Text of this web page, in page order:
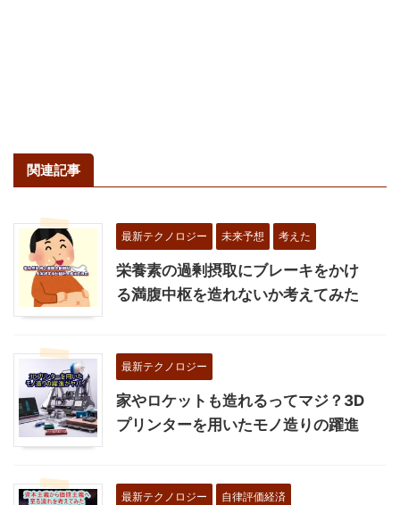
関連記事
最新テクノロジー 未来予想 考えた
栄養素の過剰摂取にブレーキをかけ
る満腹中枢を造れないか考えてみた
最新テクノロジー
家やロケットも造れるってマジ？3D
プリンターを用いたモノ造りの躍進
最新テクノロジー 自律評価経済